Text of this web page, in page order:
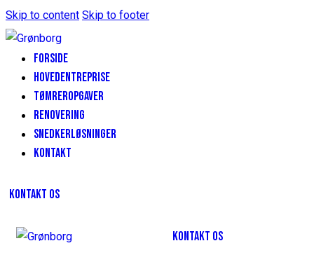
Skip to content Skip to footer
FORSIDE
HOVEDENTREPRISE
TØMREROPGAVER
RENOVERING
SNEDKERLØSNINGER
KONTAKT
KONTAKT OS
KONTAKT OS